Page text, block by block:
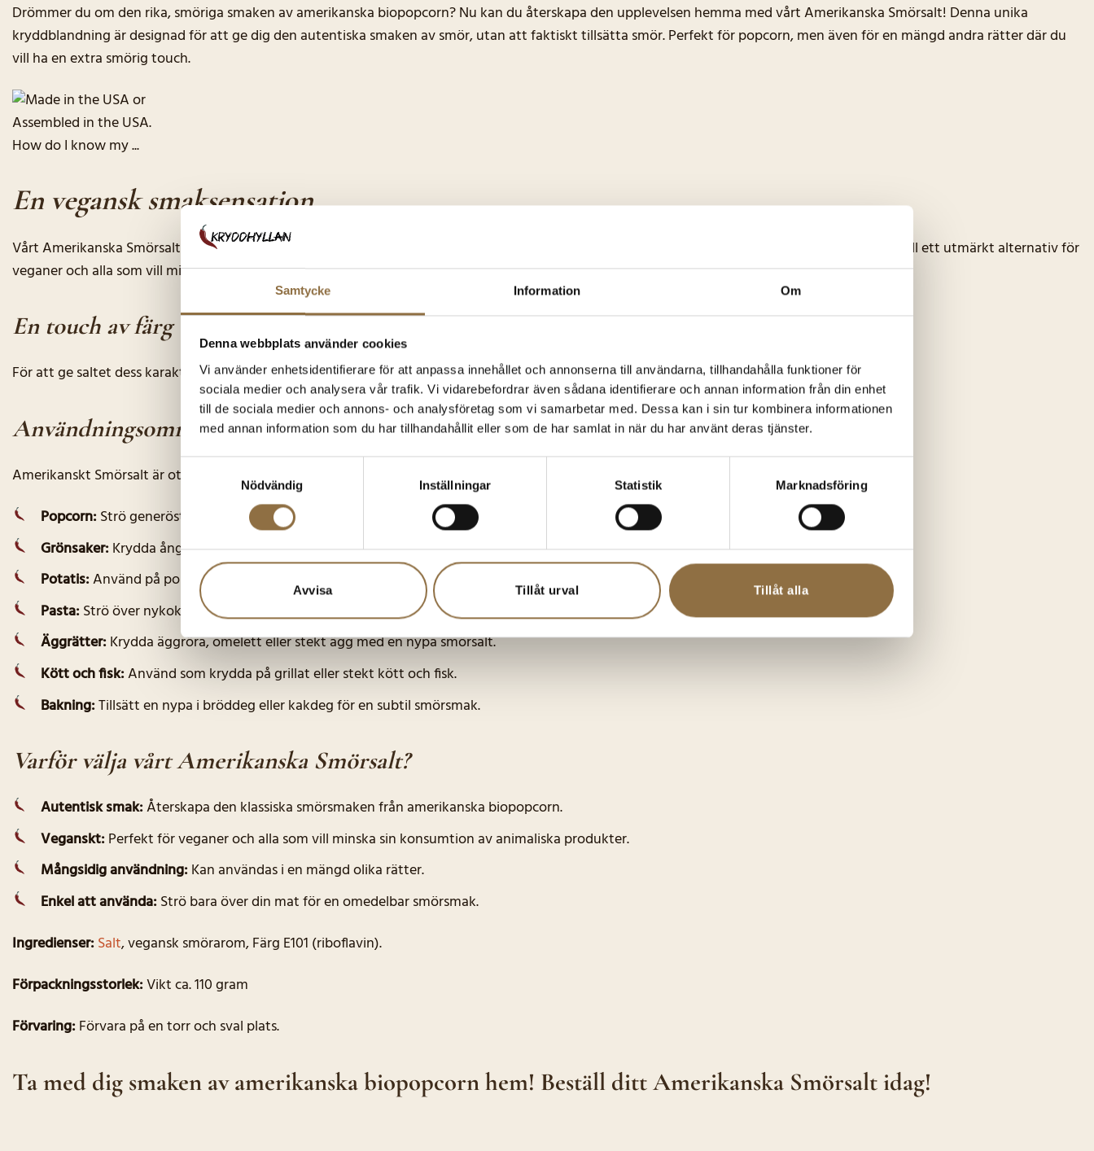
Samtycke Information Om
Denna webbplats använder cookies
Vi använder enhetsidentifierare för att anpassa innehållet och annonserna till användarna, tillhandahålla funktioner för
sociala medier och analysera vår trafik. Vi vidarebefordrar även sådana identifierare och annan information från din enhet
till de sociala medier och annons- och analysföretag som vi samarbetar med. Dessa kan i sin tur kombinera informationen
med annan information som du har tillhandahållit eller som de har samlat in när du har använt deras tjänster.
Nödvändig
Inställningar Statistik Marknadsföring
Avvisa Tillåt urval Tillåt alla
Drömmer du om den rika, smöriga smaken av amerikanska biopopcorn? Nu kan du återskapa den upplevelsen hemma med vårt Amerikanska Smörsalt! Denna unika
kryddblandning är designad för att ge dig den autentiska smaken av smör, utan att faktiskt tillsätta smör. Perfekt för popcorn, men även för en mängd andra rätter där du
vill ha en extra smörig touch.
En vegansk smaksensation
Vårt Amerikanska Smörsalt är tillverkat med en vegansk smörarom som ger en rik och fyllig smak, helt utan animaliska produkter. Detta gör det till ett utmärkt alternativ för
veganer och alla som vill minska sin konsumtion av animaliska produkter.
En touch av färg
För att ge saltet dess karakteristiska gula färg, har vi tillsatt riboflavin (E101), ett naturligt färgämne som även finns i mjölk och ägg.
Användningsområden:
Amerikanskt Smörsalt är otroligt mångsidigt och kan användas i en mängd olika rätter:
Popcorn:Strö generöst över nypoppade popcorn för den autentiska bioupplevelsen.
Grönsaker:Krydda ångade, rostade eller grillade grönsaker med en nypa smörsalt för en extra smörig smak.
Potatis:Använd på pommes frites, ugnsrostad potatis eller potatismos för en extra dimension av smak.
Pasta:Strö över nykokt pasta eller använd i pastasåser för en rikare smak.
Äggrätter:Krydda äggröra, omelett eller stekt ägg med en nypa smörsalt.
Kött och fisk:Använd som krydda på grillat eller stekt kött och fisk.
Bakning:Tillsätt en nypa i bröddeg eller kakdeg för en subtil smörsmak.
Varför välja vårt Amerikanska Smörsalt?
Autentisk smak:Återskapa den klassiska smörsmaken från amerikanska biopopcorn.
Veganskt:Perfekt för veganer och alla som vill minska sin konsumtion av animaliska produkter.
Mångsidig användning:Kan användas i en mängd olika rätter.
Enkel att använda:Strö bara över din mat för en omedelbar smörsmak.
Ingredienser:Salt, vegansk smörarom, Färg E101 (riboflavin).
Förpackningsstorlek:Vikt ca. 110 gram
Förvaring:Förvara på en torr och sval plats.
Ta med dig smaken av amerikanska biopopcorn hem! Beställ ditt Amerikanska Smörsalt idag!